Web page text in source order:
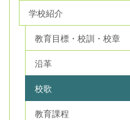
学校紹介
教育目標・校訓・校章
沿革
校歌
教育課程